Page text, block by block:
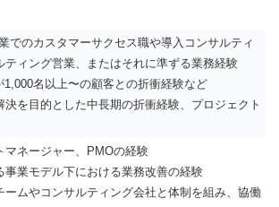
でのカスタマーサクセス職や導入コンサルティ
ティング営業、またはそれに準ずる業務経験
1,000名以上〜の顧客との折衝経験など
決を目的とした中長期の折衝経験、プロジェクト
マネージャー、PMOの経験
事業モデル下における業務改善の経験
ームやコンサルティング会社と体制を組み、協働